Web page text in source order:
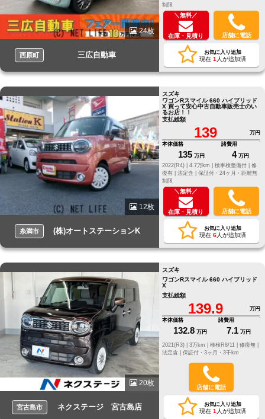
24枚
西原町 三広自動車
制限
＼無料／
在庫・見積り 店舗に電話
お気に入り追加
現在 1 人が追加済
12枚
糸満市 (株)オートステーションK
スズキ
ワゴンRスマイル 660 ハイブリッド
X 買って安心中古自動車販売士のい
るお店！！
支払総額
139
万円
本体価格
135 万円
諸費用
4 万円
2022(R4) |
4.7万km | 検車検整備付 | 修
復有 | 法定含 | 保証付・24ヶ月・距離無
制限
＼無料／
在庫・見積り 店舗に電話
お気に入り追加
現在 6人が追加済
20枚
宮古島市 ネクステージ 宮古島店
スズキ
ワゴンRスマイル 660 ハイブリッド
X
支払総額
139.9
万円
本体価格
132.8 万円
諸費用
7.1 万円
修復無 |
法定含 | 保証付・3ヶ月・3千km
店舗に電話
お気に入り追加
現在 1 人が追加済